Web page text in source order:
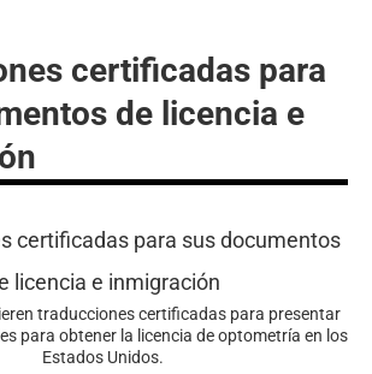
certificadas para
de licencia e
traducciones certificadas para presentar
para obtener la licencia de optometría en los
Estados Unidos.